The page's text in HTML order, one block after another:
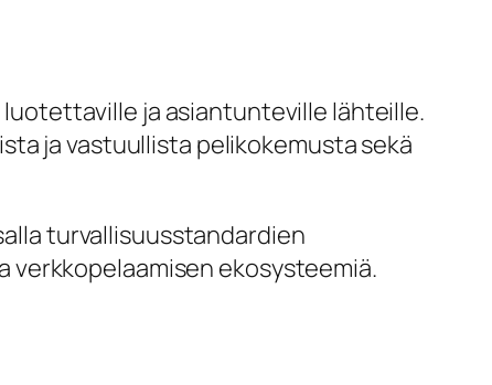
ja asiantunteville lähteille.
ja vastuullista pelikokemusta sekä
turvallisuusstandardien
ekosysteemiä.